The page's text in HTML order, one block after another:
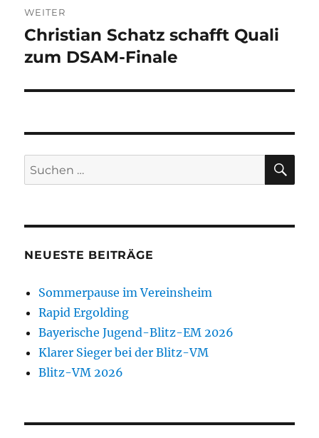
WEITER
Nächster
Beitrag:
Christian Schatz schafft Quali
zum DSAM-Finale
Suchen
nach:
NEUESTE BEITRÄGE
Sommerpause im Vereinsheim
Rapid Ergolding
Bayerische Jugend-Blitz-EM 2026
Klarer Sieger bei der Blitz-VM
Blitz-VM 2026